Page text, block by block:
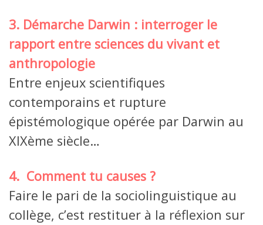
3. Démarche Darwin : interroger le
rapport entre sciences du vivant et
anthropologie
Entre enjeux scientifiques
contemporains et rupture
épistémologique opérée par Darwin au
XIXème siècle…
4. Comment tu causes ?
Faire le pari de la sociolinguistique au
collège, c’est restituer à la réflexion sur